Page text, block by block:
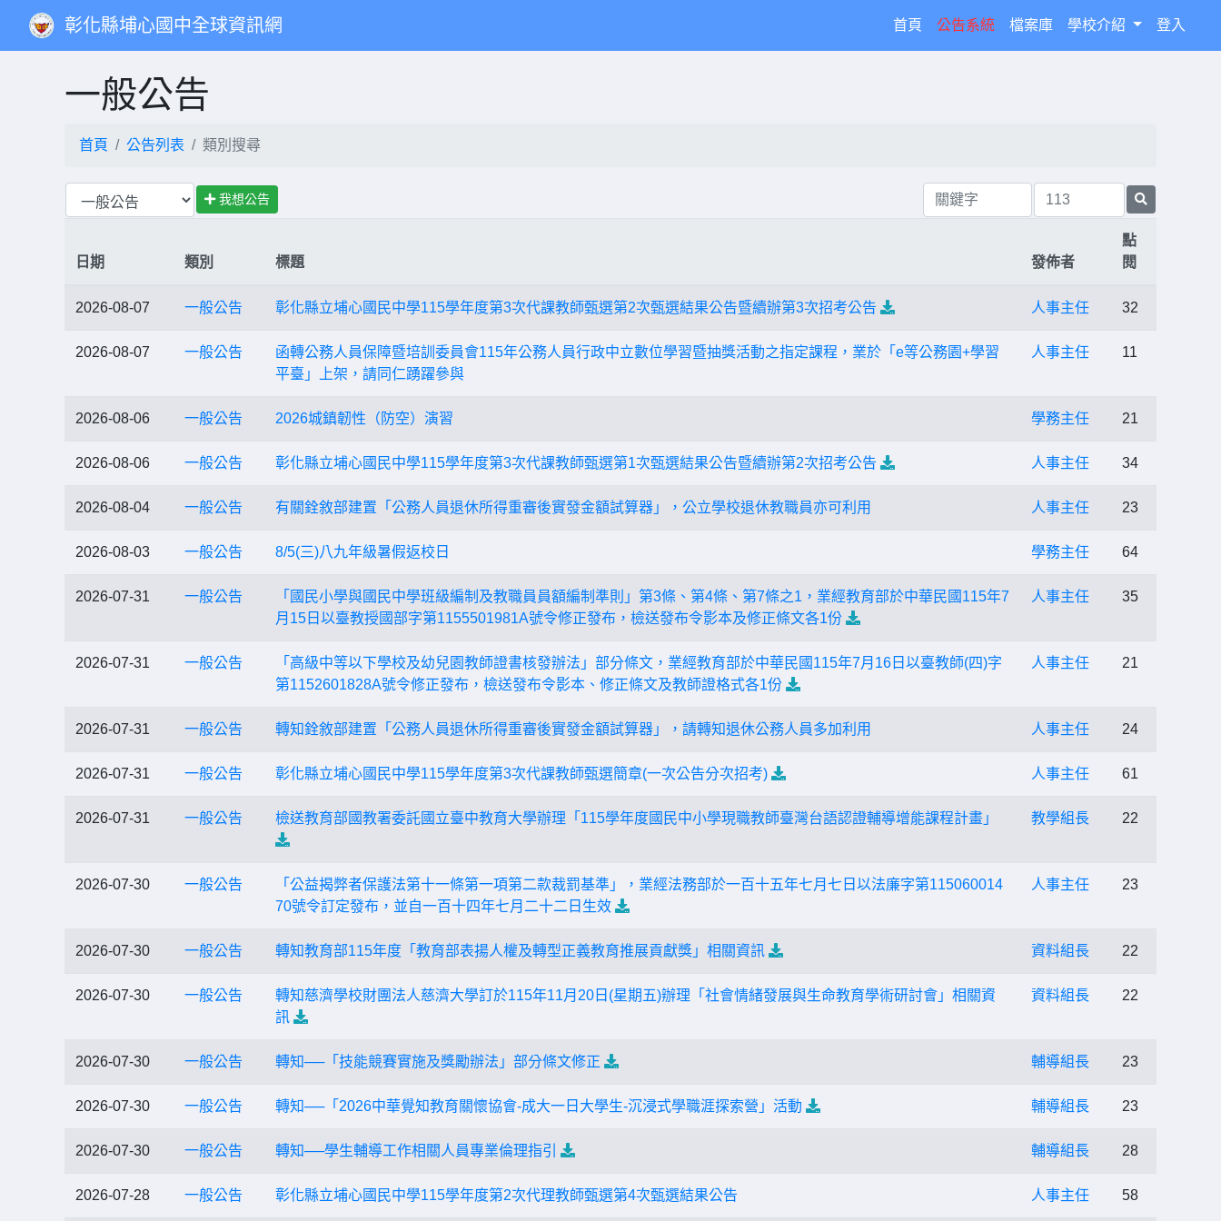
彰化縣埔心國中全球資訊網 首頁 (current)
公告系統 檔案庫 學校介紹 登入
一般公告
首頁 公告列表 類別搜尋
我想公告
日期 類別 標題 發佈者
點
閱
2026-08-07 一般公告 彰化縣立埔心國民中學115學年度第3次代課教師甄選第2次甄選結果公告暨續辦第3次招考公告 人事主任 32
2026-08-07 一般公告
函轉公務人員保障暨培訓委員會115年公務人員行政中立數位學習暨抽獎活動之指定課程，業於「e等公務園+學習
平臺」上架，請同仁踴躍參與
人事主任 11
2026-08-06 一般公告 2026城鎮韌性（防空）演習 學務主任 21
2026-08-06 一般公告 彰化縣立埔心國民中學115學年度第3次代課教師甄選第1次甄選結果公告暨續辦第2次招考公告 人事主任 34
2026-08-04 一般公告 有關銓敘部建置「公務人員退休所得重審後實發金額試算器」，公立學校退休教職員亦可利用 人事主任 23
2026-08-03 一般公告 8/5(三)八九年級暑假返校日 學務主任 64
2026-07-31 一般公告
「國民小學與國民中學班級編制及教職員員額編制準則」第3條、第4條、第7條之1，業經教育部於中華民國115年7
月15日以臺教授國部字第1155501981A號令修正發布，檢送發布令影本及修正條文各1份
人事主任 35
2026-07-31 一般公告
「高級中等以下學校及幼兒園教師證書核發辦法」部分條文，業經教育部於中華民國115年7月16日以臺教師(四)字
第1152601828A號令修正發布，檢送發布令影本、修正條文及教師證格式各1份
人事主任 21
2026-07-31 一般公告 轉知銓敘部建置「公務人員退休所得重審後實發金額試算器」，請轉知退休公務人員多加利用 人事主任 24
2026-07-31 一般公告 彰化縣立埔心國民中學115學年度第3次代課教師甄選簡章(一次公告分次招考) 人事主任 61
2026-07-31 一般公告 檢送教育部國教署委託國立臺中教育大學辦理「115學年度國民中小學現職教師臺灣台語認證輔導增能課程計畫」 教學組長 22
2026-07-30 一般公告
「公益揭弊者保護法第十一條第一項第二款裁罰基準」，業經法務部於一百十五年七月七日以法廉字第115060014
70號令訂定發布，並自一百十四年七月二十二日生效
人事主任 23
2026-07-30 一般公告 轉知教育部115年度「教育部表揚人權及轉型正義教育推展貢獻獎」相關資訊 資料組長 22
2026-07-30 一般公告
轉知慈濟學校財團法人慈濟大學訂於115年11月20日(星期五)辦理「社會情緒發展與生命教育學術研討會」相關資
訊
資料組長 22
2026-07-30 一般公告 轉知──「技能競賽實施及獎勵辦法」部分條文修正 輔導組長 23
2026-07-30 一般公告 轉知──「2026中華覺知教育關懷協會-成大一日大學生-沉浸式學職涯探索營」活動 輔導組長 23
2026-07-30 一般公告 轉知──學生輔導工作相關人員專業倫理指引 輔導組長 28
2026-07-28 一般公告 彰化縣立埔心國民中學115學年度第2次代理教師甄選第4次甄選結果公告 人事主任 58